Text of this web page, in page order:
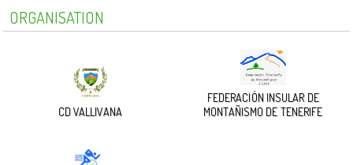
ORGANISATION
CD VALLIVANA
FEDERACIÓN INSULAR DE
MONTAÑISMO DE TENERIFE